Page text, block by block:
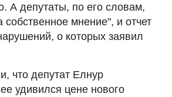
А депутаты, по его словам,
мнение", и отчет
о которых заявил
что депутат Елнур
удивился цене нового